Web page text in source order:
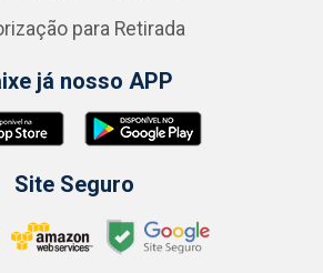
para Retirada
já nosso APP
Site Seguro